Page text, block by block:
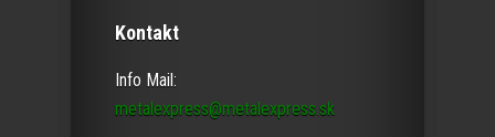
Kontakt
Info Mail:
metalexpress@metalexpress.sk